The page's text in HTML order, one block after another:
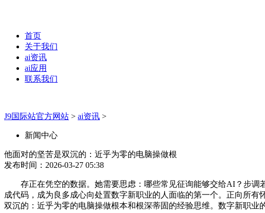
首页
关于我们
ai资讯
ai应用
联系我们
J9国际站官方网站 > ai资讯 >
新闻中心
他面对的坚苦是双沉的：近乎为零的电脑操做根
发布时间：2026-03-27 05:38
存正在凭空的数据。她需要思虑：哪些常见征询能够交给AI？步调
成代码，成为良多成心向处置数字新职业的人面临的第一个。正向所
双沉的：近乎为零的电脑操做根本和根深蒂固的经验思维。数字新职业